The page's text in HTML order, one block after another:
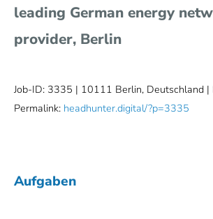
leading German energy
provider, Berlin
Job-ID: 3335 | 10111 Berlin, Deutschland |
Permalink: headhunter.digital/?p=3335
Aufgaben